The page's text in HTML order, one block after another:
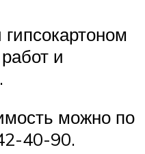
и
можно по
40-90.